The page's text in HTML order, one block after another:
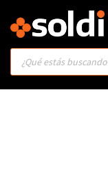
Products
search